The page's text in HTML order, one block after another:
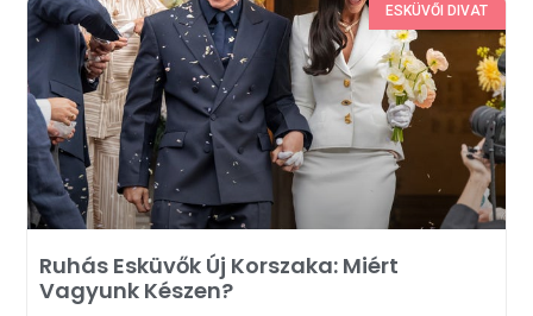
ESKÜVŐI DIVAT
Ruhás Esküvők Új Korszaka: Miért
Vagyunk Készen?